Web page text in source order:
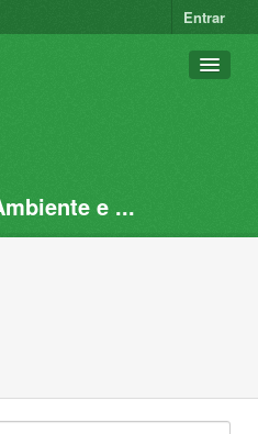
Entrar
e ...